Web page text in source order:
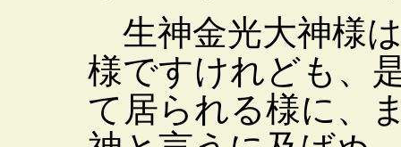
生神金光大神様
様ですけれども、
て居られる様に、